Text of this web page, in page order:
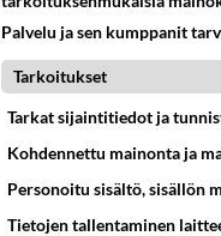
LUETUIMMAT
Mitä tuot
Palvelu ja sen kumppanit
Tarkoitukset
Tarkat sijaintitiedot ja
Kohdennettu mainonta ja
Personoitu sisältö, sisällön
Tietojen tallentaminen